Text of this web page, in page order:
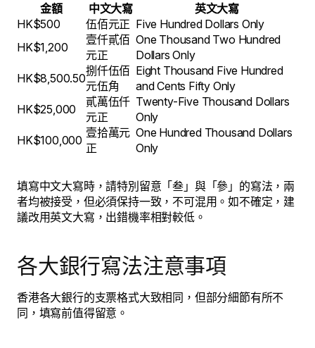
金額 中文大寫
英文大寫
HK$500
伍佰元正 Five Hundred Dollars Only
HK$1,200
壹仟貳佰
元正
One Thousand Two Hundred
Dollars Only
HK$8,500.50
捌仟伍佰
元伍角
Eight Thousand Five Hundred
and Cents Fifty Only
HK$25,000
貳萬伍仟
元正
Twenty-Five Thousand Dollars
Only
HK$100,000
壹拾萬元
正
One Hundred Thousand Dollars
Only
填寫中文大寫時，請特別留意「叁」與「參」的寫法，兩
者均被接受，但必須保持一致，不可混用。如不確定，建
議改用英文大寫，出錯機率相對較低。
各大銀行寫法注意事項
香港各大銀行的支票格式大致相同，但部分細節有所不
同，填寫前值得留意。